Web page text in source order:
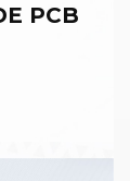
PCB